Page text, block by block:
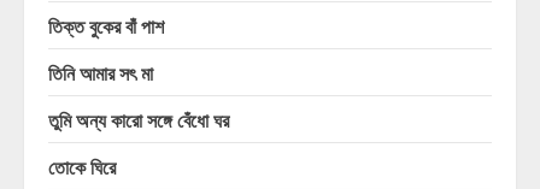
তিক্ত বুকের বাঁ পাশ
তিনি আমার সৎ মা
তুমি অন্য কারো সঙ্গে বেঁধো ঘর
তোকে ঘিরে